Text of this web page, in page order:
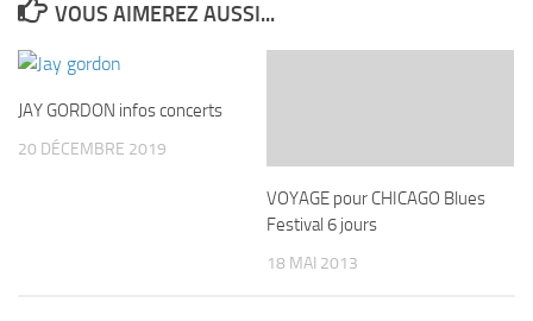
VOUS AIMEREZ AUSSI...
JAY GORDON infos concerts
20 DÉCEMBRE 2019
VOYAGE pour CHICAGO Blues
Festival 6 jours
18 MAI 2013